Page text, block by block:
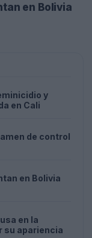
en Bolivia
y
en Cali
de control
en Bolivia
en la
su apariencia